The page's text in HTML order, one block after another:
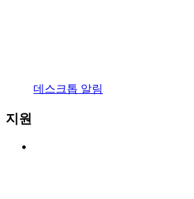
데스크톱 알림
지원